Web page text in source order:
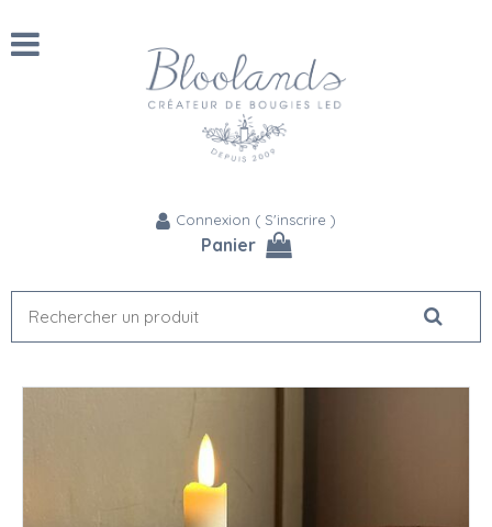
Connexion ( S'inscrire )
Panier